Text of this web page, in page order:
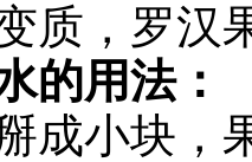
质，罗汉
的用法：
成小块，